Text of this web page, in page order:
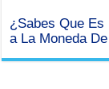
¿Sabes Que
a La Moneda